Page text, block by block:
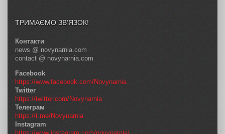
ТРИМАЄМО ЗВ’ЯЗОК!
Контакти
news @ novynarnia.com
contact @ novynarnia.com
Facebook
https://www.facebook.com/Novynarnia
Twitter
https://twitter.com/Novynarnia
Телеграм
https://t.me/Novynarnia
Instagram